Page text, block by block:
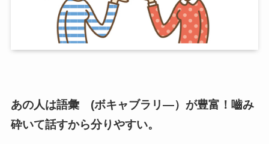
あの人は語彙 (ボキャブラリ―）が豊富！嚙み
砕いて話すから分りやすい。